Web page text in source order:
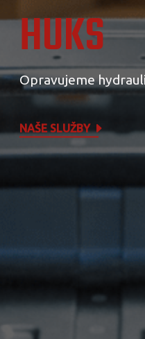
HUKS
Opravujeme
NAŠE SLUŽBY